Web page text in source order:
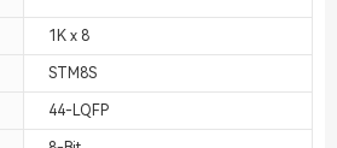
1K x 8
STM8S
44-LQFP